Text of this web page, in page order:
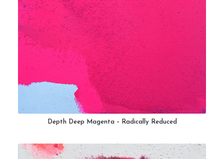
Depth Deep Magenta – Radically Reduced